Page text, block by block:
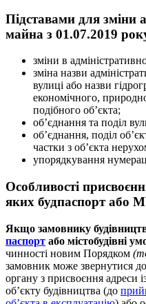
Підставами для зміни
майна з 01.07.2019
зміни в
зміна назви
вулиці або назви
економічного,
подібного об’єкта;
об’єднання та поділ
об’єднання, поділ
частки з об’єкта
упорядкування
Особливості
яких будпаспорт або
Якщо замовнику
паспорт або містобудівні
чинності новим Порядком
замовник може звернутися
органу з присвоєння адреси
об’єкту будівництва (до